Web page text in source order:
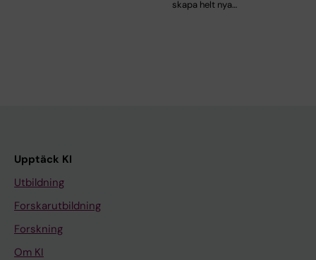
skapa helt nya…
Upptäck KI
Utbildning
Forskarutbildning
Forskning
Om KI